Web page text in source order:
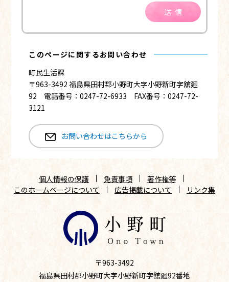
送信
このページに関するお問い合わせ
町民生活課
〒963-3492 福島県田村郡小野町大字小野新町字舘廻
92 電話番号：0247-72-6933 FAX番号：0247-72-
3121
お問い合わせはこちらから
個人情報の保護 免責事項
著作権等
このホームページについて
広告掲載について リンク集
〒963-3492
福島県田村郡小野町大字小野新町字舘廻92番地